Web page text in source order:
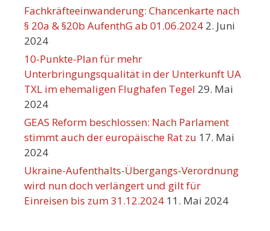
Fachkräfteeinwanderung: Chancenkarte nach
§ 20a & §20b AufenthG ab 01.06.2024 2. Juni
2024
10-Punkte-Plan für mehr
Unterbringungsqualität in der Unterkunft UA
TXL im ehemaligen Flughafen Tegel 29. Mai
2024
GEAS Reform beschlossen: Nach Parlament
stimmt auch der europäische Rat zu 17. Mai
2024
Ukraine-Aufenthalts-Übergangs-Verordnung
wird nun doch verlängert und gilt für
Einreisen bis zum 31.12.2024 11. Mai 2024